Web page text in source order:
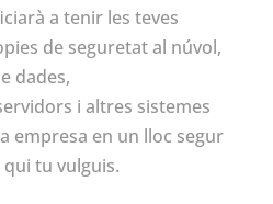
a tenir les teves
de seguretat al núvol,
dades,
i altres sistemes
empresa en un lloc segur
qui tu vulguis.